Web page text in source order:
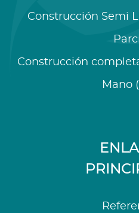
Construcción Semi
Construcción
Mano